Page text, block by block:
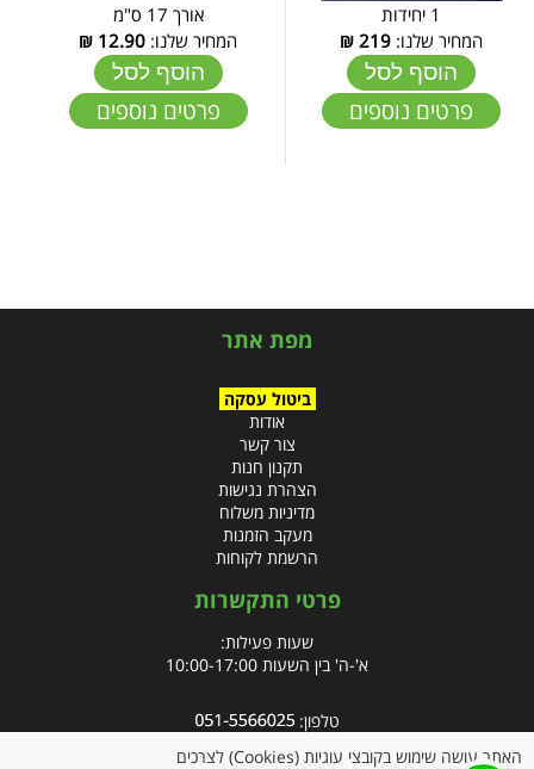
1 יחידות
המחיר שלנו: 219
₪
הוסף לסל
פרטים נוספים
אורך 17 ס"מ
המחיר שלנו: 12.90
₪
הוסף לסל
פרטים נוספים
מפת אתר
ביטול עסקה
אודות
צור קשר
תקנון חנות
הצהרת נגישות
מדיניות משלוח
מעקב הזמנות
הרשמת לקוחות
פרטי התקשרות
שעות פעילות:
א'-ה' בין השעות 10:00-17:00
טלפון:
האתר עושה שימוש בקובצי עוגיות (Cookies) לצרכים